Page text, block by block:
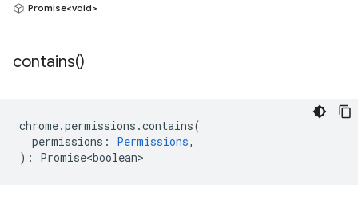
Promise<void>
contains()
chrome.permissions .contains(
permissions : Permissions,
) : Promise<boolean>